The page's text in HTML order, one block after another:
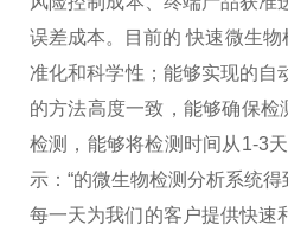
误差成本。目前的 快速微生
准化和科学性；能够实现的自
的方法高度一致，能够确保
检测，能够将检测时间从1-3
示：“的微生物检测分析系统
每一天为我们的客户提供快速